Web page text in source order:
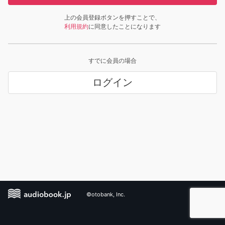
上の会員登録ボタンを押すことで、
利用規約に同意したことになります
すでに会員の場合
ログイン
©otobank, Inc.